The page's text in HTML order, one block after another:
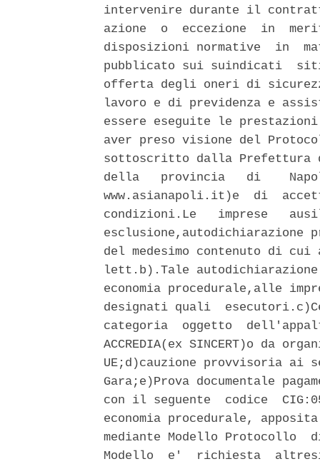
intervenire durante il
azione  o  eccezione  in
disposizioni normative  in
pubblicato sui suindicati
offerta degli oneri di
lavoro e di previdenza e
essere eseguite le
aver preso visione del
sottoscritto dalla Prefettura
della   provincia   di
www.asianapoli.it)e  di
condizioni.Le   imprese
esclusione,autodichiarazione
del medesimo contenuto di
lett.b).Tale
economia procedurale,alle
designati quali
categoria  oggetto
ACCREDIA(ex SINCERT)o da
UE;d)cauzione provvisoria
Gara;e)Prova documentale
con il seguente  codice
economia procedurale,
mediante Modello
Modello  e'  richiesta